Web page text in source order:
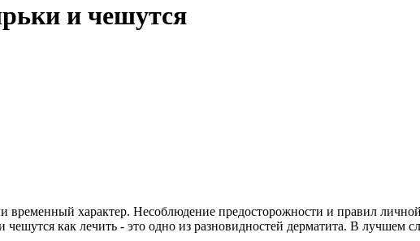
и чешутся
временный характер. Несоблюдение предосторожности и правил
как лечить - это одно из разновидностей дерматита. В лучшем